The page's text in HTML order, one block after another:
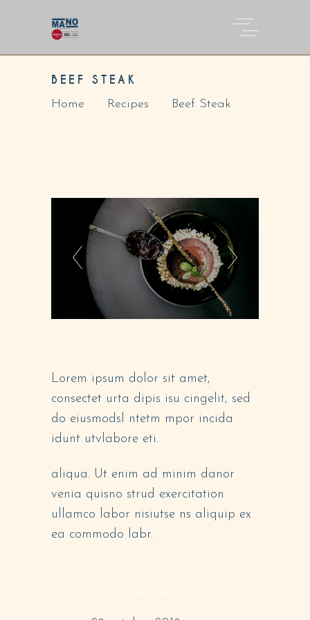
BEEF STEAK
Home Recipes Beef Steak
Lorem ipsum dolor sit amet,
consectet urta dipis isu cingelit, sed
do eiusmodsl ntetm mpor incida
idunt utvlabore eti.
aliqua. Ut enim ad minim danor
venia quisno strud exercitation
ullamco labor nisiutse ns aliquip ex
ea commodo labr.